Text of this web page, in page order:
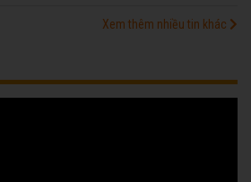
Xem thêm nhiều tin khác